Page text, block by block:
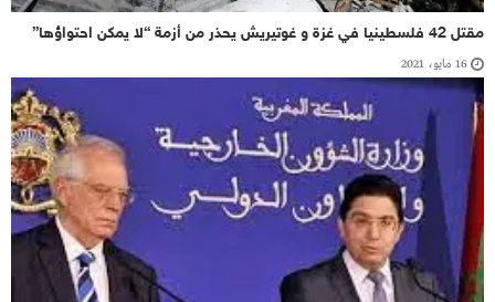
مقتل 42 فلسطينيا في غزة و غوتيريش يحذر من أزمة “لا يمكن احتواؤها”
16 مايو، 2021